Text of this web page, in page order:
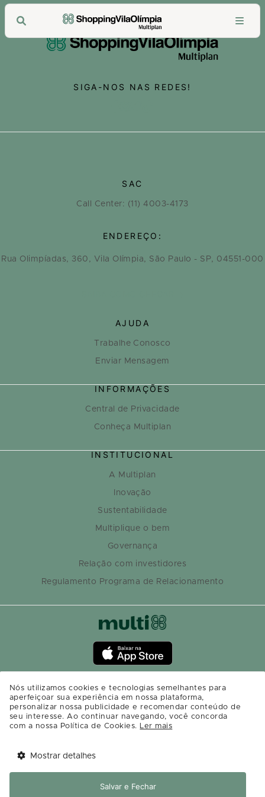
SIGA-NOS NAS REDES!
SAC
Call Center: (11) 4003-4173
ENDEREÇO:
Rua Olimpíadas, 360, Vila Olímpia, São Paulo - SP, 04551-000
AJUDA
Trabalhe Conosco
Enviar Mensagem
INFORMAÇÕES
Central de Privacidade
Conheça Multiplan
INSTITUCIONAL
A Multiplan
Inovação
Sustentabilidade
Multiplique o bem
Governança
Relação com investidores
Regulamento Programa de Relacionamento
Nós utilizamos cookies e tecnologias semelhantes para
aperfeiçoar sua experiência em nossa plataforma,
personalizar nossa publicidade e recomendar conteúdo de
seu interesse. Ao continuar navegando, você concorda
com a nossa Política de Cookies. Ler mais
Mostrar detalhes
Salvar e Fechar
Baixe agora o app Multi
Abrir